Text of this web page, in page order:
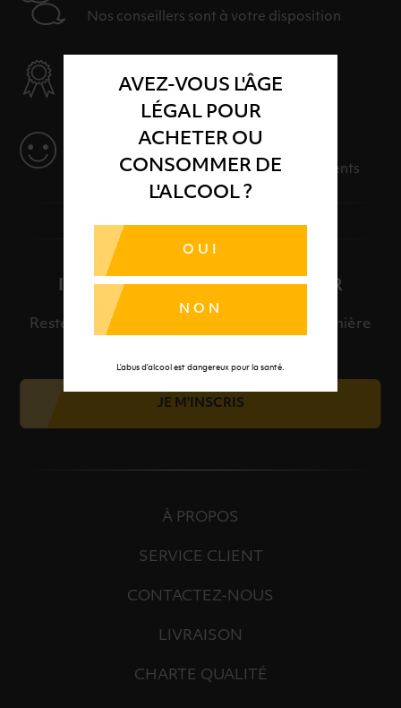
AVEZ-VOUS L'ÂGE
LÉGAL POUR
ACHETER OU
CONSOMMER DE
L'ALCOOL ?
OUI
NON
L’abus d’alcool est dangereux pour la santé.
Nos conseillers sont à votre disposition
Des produits sélectionnés avec soins
SERVICE
Des solutions adaptées à vos événements
INSCRIPTION À LA NEWSLETTER
Restez informé et découvrez en avant-première
JE M'INSCRIS
À PROPOS
SERVICE CLIENT
CONTACTEZ-NOUS
LIVRAISON
CHARTE QUALITÉ